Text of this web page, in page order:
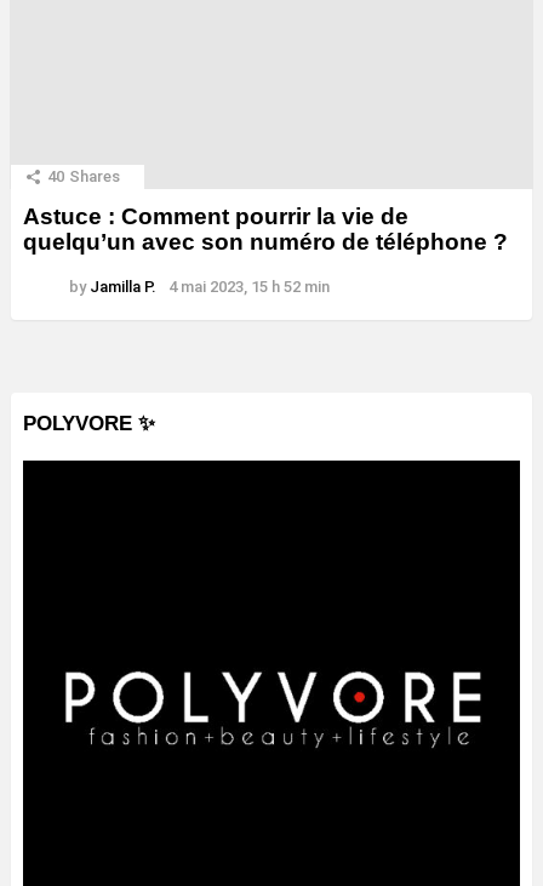
40 Shares
Astuce : Comment pourrir la vie de
quelqu’un avec son numéro de téléphone ?
by Jamilla P. 4 mai 2023, 15 h 52 min
POLYVORE ✨